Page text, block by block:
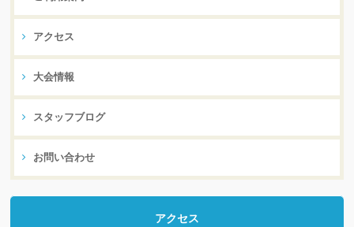
アクセス
大会情報
スタッフブログ
お問い合わせ
アクセス